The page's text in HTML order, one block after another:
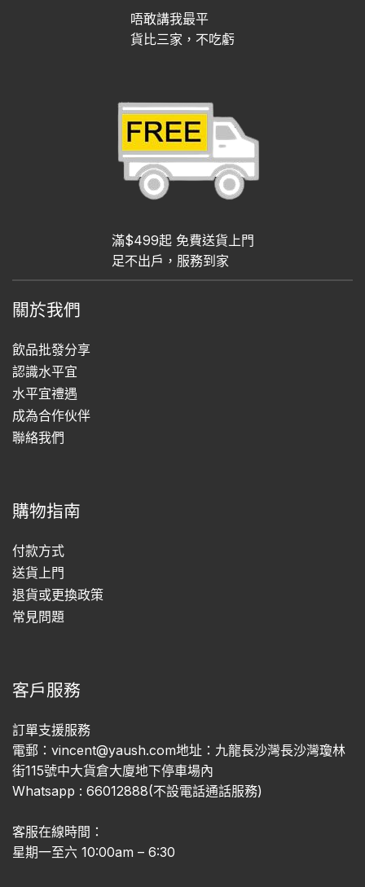
唔敢講我最平
貨比三家，不吃虧
滿$499起 免費送貨上門
足不出戶，服務到家
關於我們
飲品批發分享
認識水平宜
水平宜禮遇
成為合作伙伴
聯絡我們
購物指南
付款方式
送貨上門
退貨或更換政策
常見問題
客戶服務
訂單支援服務
電郵：vincent@yaush.com地址：九龍長沙灣長沙灣瓊林
街115號中大貨倉大廈地下停車場內
Whatsapp : 66012888(不設電話通話服務)
客服在線時間：
星期一至六 10:00am – 6:30